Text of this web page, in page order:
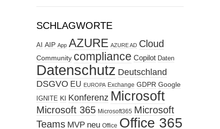
SCHLAGWORTE
AI AIP App AZURE AZURE AD Cloud
Community compliance Copilot Daten
Datenschutz Deutschland
DSGVO EU EUROPA Exchange GDPR Google
IGNITE KI Konferenz Microsoft
Microsoft 365 Microsoft365 Microsoft
Teams MVP neu Office Office 365